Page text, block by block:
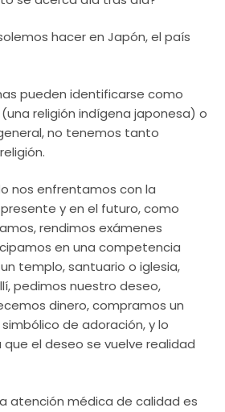
hacer en Japón, el país
pueden identificarse como
religión indígena japonesa) o
no tenemos tanto
nos enfrentamos con la
y en el futuro, como
rendimos exámenes
en una competencia
templo, santuario o iglesia,
pedimos nuestro deseo,
dinero, compramos un
de adoración, y lo
el deseo se vuelve realidad
atención médica de calidad es